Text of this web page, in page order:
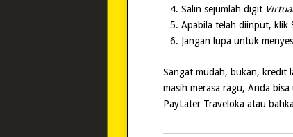
Salin sejumlah digit
Apabila telah diinput, klik
Jangan lupa untuk
Sangat mudah, bukan, kredit
masih merasa ragu, Anda
PayLater Traveloka atau